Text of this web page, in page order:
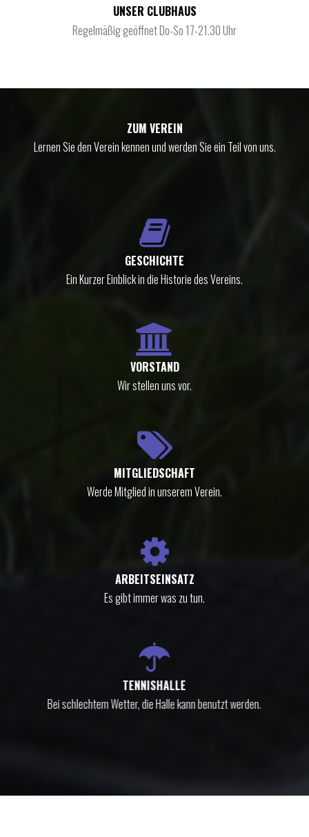
UNSER CLUBHAUS
Regelmäßig geöffnet Do-So 17-21.30 Uhr
ZUM VEREIN
Lernen Sie den Verein kennen und werden Sie ein Teil von uns.
GESCHICHTE
Ein Kurzer Einblick in die Historie des Vereins.
VORSTAND
Wir stellen uns vor.
MITGLIEDSCHAFT
Werde Mitglied in unserem Verein.
ARBEITSEINSATZ
Es gibt immer was zu tun.
TENNISHALLE
Bei schlechtem Wetter, die Halle kann benutzt werden.